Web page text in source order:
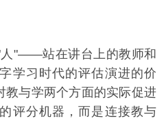
"——站在讲台上的教师和
学习时代的评估演进的价
教与学两个方面的实际促进
评分机器，而是连接教与